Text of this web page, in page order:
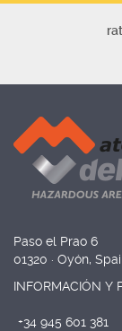
Paso el Prao 6
01320 · Oyón,
INFORMACIÓN Y
+34 945 601 381